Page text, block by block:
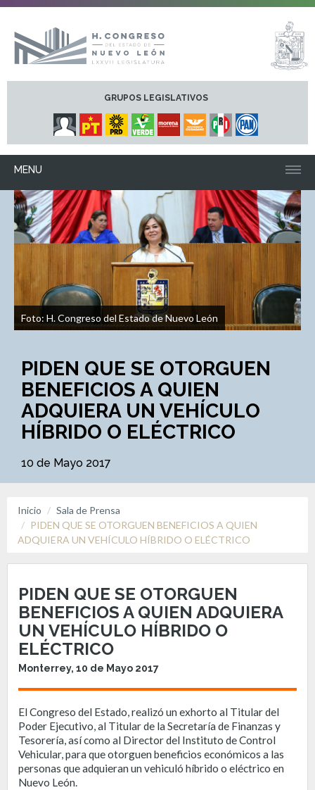
GRUPOS LEGISLATIVOS
MENU
Foto: H. Congreso del Estado de Nuevo León
PIDEN QUE SE OTORGUEN
BENEFICIOS A QUIEN
ADQUIERA UN VEHÍCULO
HÍBRIDO O ELÉCTRICO
10 de Mayo 2017
Inicio
Sala de Prensa
PIDEN QUE SE OTORGUEN BENEFICIOS A QUIEN
ADQUIERA UN VEHÍCULO HÍBRIDO O ELÉCTRICO
PIDEN QUE SE OTORGUEN
BENEFICIOS A QUIEN ADQUIERA
UN VEHÍCULO HÍBRIDO O
ELÉCTRICO
Monterrey, 10 de Mayo 2017
El Congreso del Estado, realizó un exhorto al Titular del
Poder Ejecutivo, al Titular de la Secretaría de Finanzas y
Tesorería, así como al Director del Instituto de Control
Vehicular, para que otorguen beneficios económicos a las
personas que adquieran un vehiculó híbrido o eléctrico en
Nuevo León.